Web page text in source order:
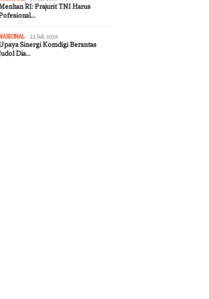
RI: Prajurit TNI Harus
22 Juli 2026
Sinergi Komdigi Berantas
Dia…